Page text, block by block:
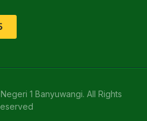
1 Banyuwangi. All Rights